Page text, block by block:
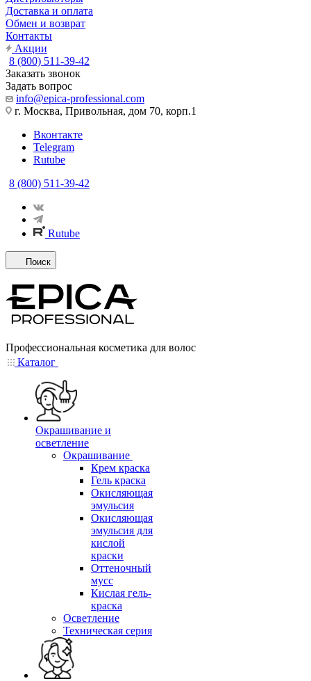
Доставка и оплата
Обмен и возврат
Контакты
Акции
8 (800) 511-39-42
Заказать звонок
Задать вопрос
info@epica-professional.com
г. Москва, Привольная, дом 70, корп.1
Вконтакте
Telegram
Rutube
8 (800) 511-39-42
Rutube
Поиск
Профессиональная косметика для волос
Каталог
Окрашивание и
осветление
Окрашивание
Крем краска
Гель краска
Окисляющая
эмульсия
Окисляющая
эмульсия для
кислой
краски
Оттеночный
мусс
Кислая гель-
краска
Осветление
Техническая серия